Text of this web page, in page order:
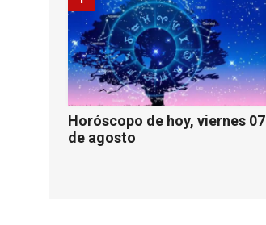
Horóscopo de hoy, viernes 07
de agosto